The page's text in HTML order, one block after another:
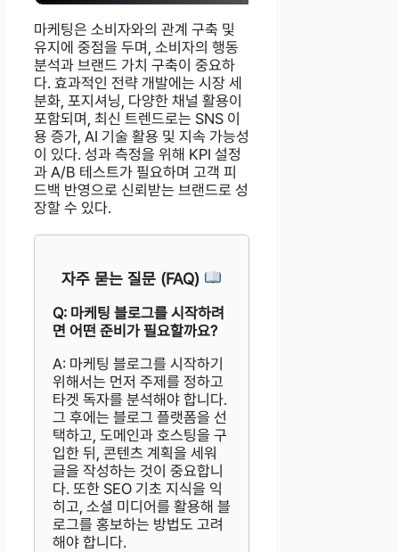
마케팅은 소비자와의 관계 구축 및
유지에 중점을 두며, 소비자의 행동
분석과 브랜드 가치 구축이 중요하
다. 효과적인 전략 개발에는 시장 세
분화, 포지셔닝, 다양한 채널 활용이
포함되며, 최신 트렌드로는 SNS 이
용 증가, AI 기술 활용 및 지속 가능성
이 있다. 성과 측정을 위해 KPI 설정
과 A/B 테스트가 필요하며 고객 피
드백 반영으로 신뢰받는 브랜드로 성
장할 수 있다.
자주 묻는 질문 (FAQ)
Q: 마케팅 블로그를 시작하려
면 어떤 준비가 필요할까요?
A: 마케팅 블로그를 시작하기
위해서는 먼저 주제를 정하고
타겟 독자를 분석해야 합니다.
그 후에는 블로그 플랫폼을 선
택하고, 도메인과 호스팅을 구
입한 뒤, 콘텐츠 계획을 세워
글을 작성하는 것이 중요합니
다. 또한 SEO 기초 지식을 익
히고, 소셜 미디어를 활용해 블
로그를 홍보하는 방법도 고려
해야 합니다.